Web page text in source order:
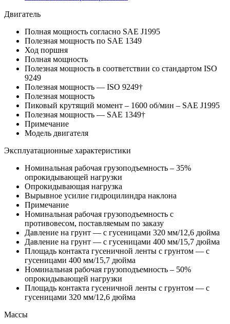
Двигатель
Полная мощность согласно SAE J1995
Полезная мощность по SAE 1349
Ход поршня
Полная мощность
Полезная мощность в соответствии со стандартом ISO
9249
Полезная мощность — ISO 9249†
Полезная мощность
Пиковый крутящий момент – 1600 об/мин – SAE J1995
Полезная мощность — SAE 1349†
Примечание
Модель двигателя
Эксплуатационные характеристики
Номинальная рабочая грузоподъемность – 35%
опрокидывающей нагрузки
Опрокидывающая нагрузка
Вырывное усилие гидроцилиндра наклона
Примечание
Номинальная рабочая грузоподъемность с
противовесом, поставляемым по заказу
Давление на грунт — с гусеницами 320 мм/12,6 дюйма
Давление на грунт — с гусеницами 400 мм/15,7 дюйма
Площадь контакта гусеничной ленты с грунтом — с
гусеницами 400 мм/15,7 дюйма
Номинальная рабочая грузоподъемность – 50%
опрокидывающей нагрузки
Площадь контакта гусеничной ленты с грунтом — с
гусеницами 320 мм/12,6 дюйма
Массы